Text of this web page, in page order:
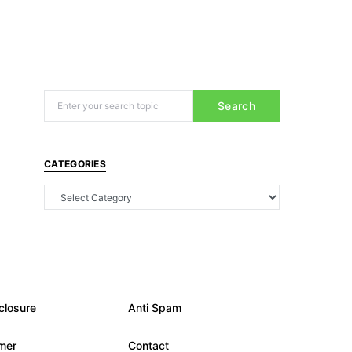
Search
CATEGORIES
Anti Spam
Contact